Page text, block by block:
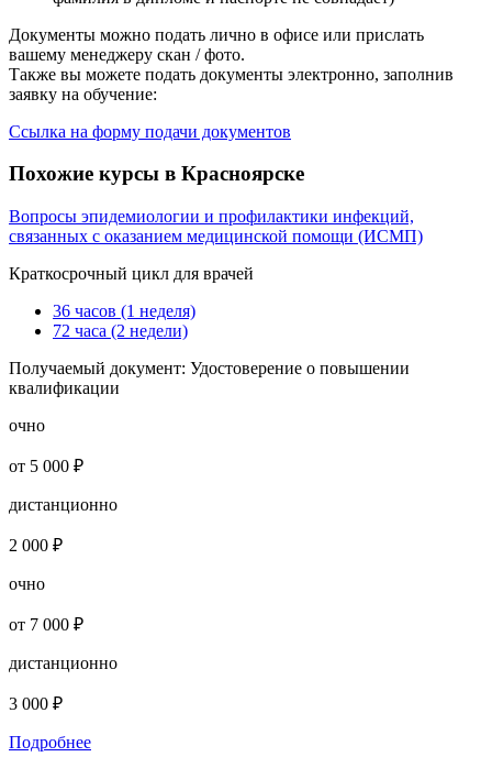
Документы можно подать лично в офисе или прислать
вашему менеджеру скан / фото.
Также вы можете подать документы электронно, заполнив
заявку на обучение:
Ссылка на форму подачи документов
Похожие курсы в Красноярске
Вопросы эпидемиологии и профилактики инфекций,
связанных с оказанием медицинской помощи (ИСМП)
Краткосрочный цикл для врачей
36 часов (1 неделя)
72 часа (2 недели)
Получаемый документ: Удостоверение о повышении
квалификации
очно
от 5 000 ₽
дистанционно
2 000 ₽
очно
от 7 000 ₽
дистанционно
3 000 ₽
Подробнее